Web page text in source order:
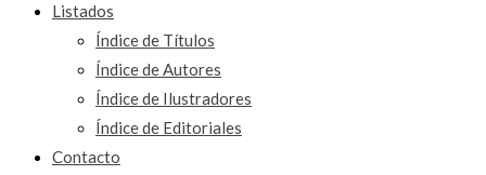
Listados
Índice de Títulos
Índice de Autores
Índice de Ilustradores
Índice de Editoriales
Contacto